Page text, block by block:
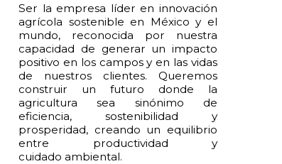
Ser la empresa líder en innovación
agrícola sostenible en México y el
mundo, reconocida por nuestra
capacidad de generar un impacto
positivo en los campos y en las vidas
de nuestros clientes. Queremos
construir un futuro donde la
agricultura sea sinónimo de
eficiencia, sostenibilidad y
prosperidad, creando un equilibrio
entre productividad y
cuidado ambiental.